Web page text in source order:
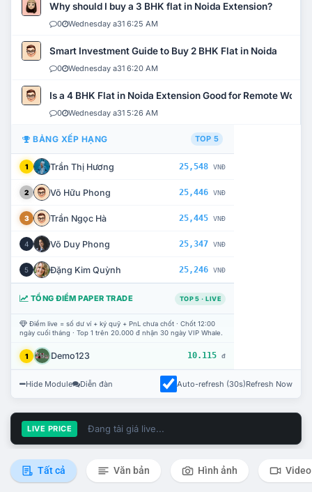
Why should I buy a 3 BHK flat in Noida Extension?
0 Wednesday a31 6:25 AM
Smart Investment Guide to Buy 2 BHK Flat in Noida
0 Wednesday a31 6:20 AM
Is a 4 BHK Flat in Noida Extension Good for Remote Work?
0 Wednesday a31 5:26 AM
BẢNG XẾP HẠNG TOP 5
1 Trần Thị Hương 25,548 VNĐ
2 Võ Hữu Phong 25,446 VNĐ
3 Trần Ngọc Hà 25,445 VNĐ
4 Võ Duy Phong 25,347 VNĐ
5 Đặng Kim Quỳnh 25,246 VNĐ
TỔNG ĐIỂM PAPER TRADE TOP 5 · LIVE
Điểm live = số dư ví + ký quỹ + PnL chưa chốt · Chốt 12:00
ngày cuối tháng · Top 1 trên 20.000 đ nhận 30 ngày VIP Whale.
1 Demo123 10.115 đ
Hide Module Diễn đàn Auto-refresh (30s)Refresh Now
LIVE PRICE Đang tải giá live...
Tất cả Văn bản Hình ảnh Video